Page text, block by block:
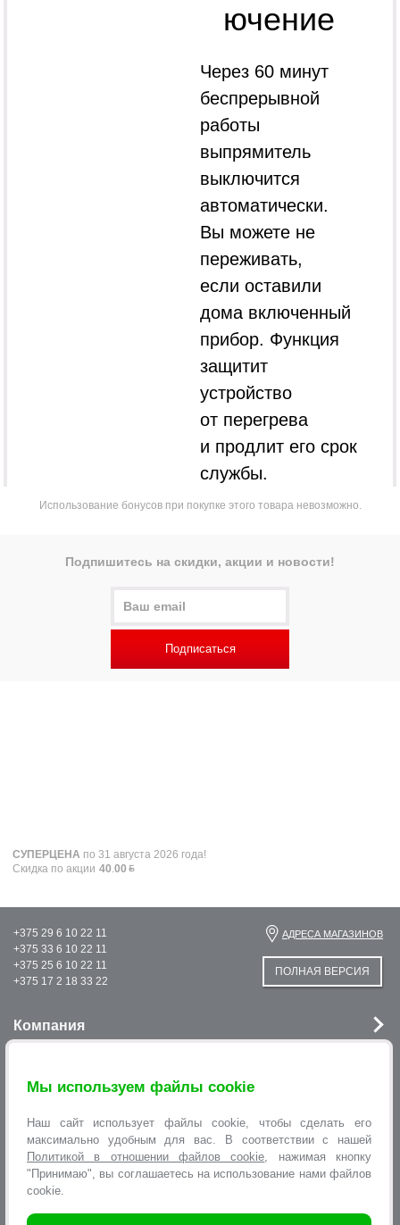
ючение
Через 60 минут
беспрерывной
работы
выпрямитель
выключится
автоматически.
Вы можете не
переживать,
если оставили
дома включенный
прибор. Функция
защитит
устройство
от перегрева
и продлит его срок
службы.
Использование бонусов при покупке этого товара невозможно.
Подпишитесь на скидки, акции и новости!
Подписаться
Мы используем файлы cookie
Наш сайт использует файлы cookie, чтобы сделать его
максимально удобным для вас. В соответствии с нашей
Политикой в отношении файлов cookie, нажимая кнопку
"Принимаю", вы соглашаетесь на использование нами файлов
cookie.
СУПЕРЦЕНА по 31 августа 2026 года!
Скидка по акции 40.00
+375 29 6 10 22 11
+375 33 6 10 22 11
+375 25 6 10 22 11
+375 17 2 18 33 22
АДРЕСА МАГАЗИНОВ
ПОЛНАЯ ВЕРСИЯ
Компания
Информация
Оформление заявок